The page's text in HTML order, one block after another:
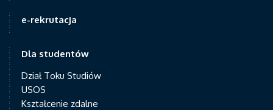
e-rekrutacja
Dla studentów
Dział Toku Studiów
USOS
Kształcenie zdalne